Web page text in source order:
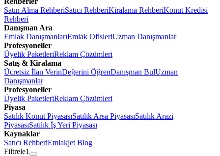
Satın Alma RehberiSatıcı RehberiKiralama RehberiKonut Kredisi
Rehberi
Danışman Ara
Emlak DanışmanlarıEmlak OfisleriUzman Danışmanlar
Profesyoneller
Üyelik PaketleriReklam Çözümleri
Satış & Kiralama
Ücretsiz İlan VerinDeğerini ÖğrenDanışman BulUzman
Danışmanlar
Profesyoneller
Üyelik PaketleriReklam Çözümleri
Piyasa
Satılık Konut PiyasasıSatılık Arsa PiyasasıSatılık Arazi
PiyasasıSatılık İş Yeri Piyasası
Kaynaklar
Satıcı RehberiEmlakjet Blog
Filtrele1